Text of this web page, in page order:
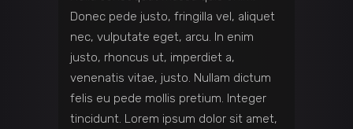
Donec pede justo, fringilla vel, aliquet
nec, vulputate eget, arcu. In enim
justo, rhoncus ut, imperdiet a,
venenatis vitae, justo. Nullam dictum
felis eu pede mollis pretium. Integer
tincidunt. Lorem ipsum dolor sit amet,